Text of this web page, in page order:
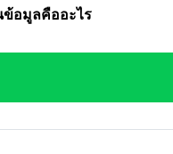
ข้อมูลคืออะไร